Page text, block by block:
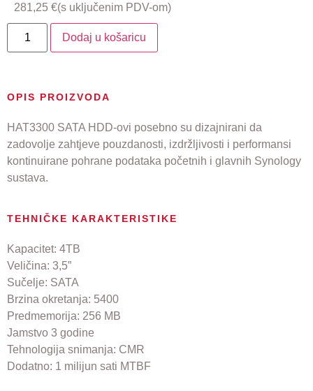
281,25 €(s uključenim PDV-om)
Dodaj u košaricu
OPIS PROIZVODA
HAT3300 SATA HDD-ovi posebno su dizajnirani da
zadovolje zahtjeve pouzdanosti, izdržljivosti i performansi
kontinuirane pohrane podataka početnih i glavnih Synology
sustava.
TEHNIČKE KARAKTERISTIKE
Kapacitet: 4TB
Veličina: 3,5”
Sučelje: SATA
Brzina okretanja: 5400
Predmemorija: 256 MB
Jamstvo 3 godine
Tehnologija snimanja: CMR
Dodatno: 1 milijun sati MTBF